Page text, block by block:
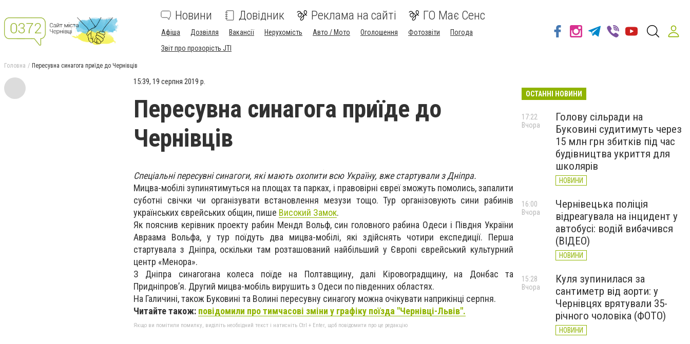
Новини Довідник Реклама на сайті ГО Має Сенс
Афіша Дозвілля Вакансії Нерухомість Авто / Мото Оголошення Фотозвіти
Погода
Звіт про прозорість JTI
Головна Пересувна синагога приїде до Чернівців
15:39, 19 серпня 2019 р.
Пересувна синагога приїде до
Чернівців
Спеціальні пересувні синагоги, які мають охопити всю Україну, вже стартували з Дніпра.
Мицва-мобілі зупинятимуться на площах та парках, і правовірні євреї зможуть помолись, запалити
суботні свічки чи організувати встановлення мезузи тощо. Тур організовують сини рабинів
українських єврейських общин, пише Високий Замок.
Як пояснив керівник проекту рабин Мендл Вольф, син головного рабина Одеси і Півдня України
Авраама Вольфа, у тур поїдуть два мицва-мобілі, які здійснять чотири експедиції. Перша
стартувала з Дніпра, оскільки там розташований найбільший у Європі єврейський культурний
центр «Менора».
З Дніпра синагогана колеса поїде на Полтавщину, далі Кіровоградщину, на Донбас та
Придніпров’я. Другий мицва-мобіль вирушить з Одеси по південних областях.
На Галичині, також Буковині та Волині пересувну синагогу можна очікувати наприкінці серпня.
Читайте також: повідомили про тимчасові зміни у графіку поїзда "Чернівці-Львів".
Якщо ви помітили помилку, виділіть необхідний текст і натисніть Ctrl + Enter, щоб повідомити про це редакцію
ОСТАННІ НОВИНИ
Голову сільради на
Буковині судитимуть через
15 млн грн збитків під час
будівництва укриття для
школярів
НОВИНИ
17:22
Вчора
Чернівецька поліція
відреагувала на інцидент у
автобусі: водій вибачився
(ВІДЕО)
НОВИНИ
16:00
Вчора
Куля зупинилася за
сантиметр від аорти: у
Чернівцях врятували 35-
річного чоловіка (ФОТО)
НОВИНИ
15:28
Вчора